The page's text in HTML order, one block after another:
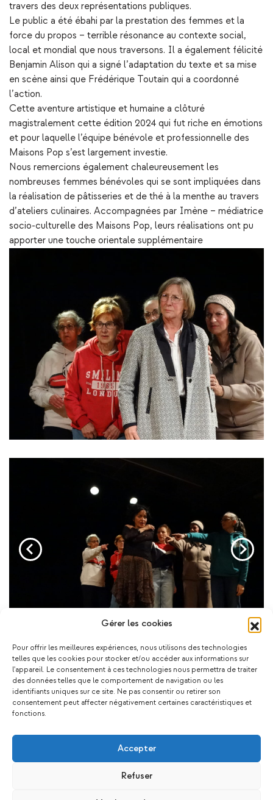
Gérer les cookies
Pour offrir les meilleures expériences, nous utilisons des technologies
telles que les cookies pour stocker et/ou accéder aux informations sur
l'appareil. Le consentement à ces technologies nous permettra de traiter
des données telles que le comportement de navigation ou les
identifiants uniques sur ce site. Ne pas consentir ou retirer son
consentement peut affecter négativement certaines caractéristiques et
fonctions.
Accepter
Refuser
travers des deux représentations publiques.
Le public a été ébahi par la prestation des femmes et la
force du propos – terrible résonance au contexte social,
local et mondial que nous traversons. Il a également félicité
Benjamin Alison qui a signé l’adaptation du texte et sa mise
en scène ainsi que Frédérique Toutain qui a coordonné
l’action.
Cette aventure artistique et humaine a clôturé
magistralement cette édition 2024 qui fut riche en émotions
et pour laquelle l’équipe bénévole et professionnelle des
Maisons Pop s’est largement investie.
Nous remercions également chaleureusement les
nombreuses femmes bénévoles qui se sont impliquées dans
la réalisation de pâtisseries et de thé à la menthe au travers
d’ateliers culinaires. Accompagnées par Imène – médiatrice
socio-culturelle des Maisons Pop, leurs réalisations ont pu
apporter une touche orientale supplémentaire
Ça pourrait vous plaire !